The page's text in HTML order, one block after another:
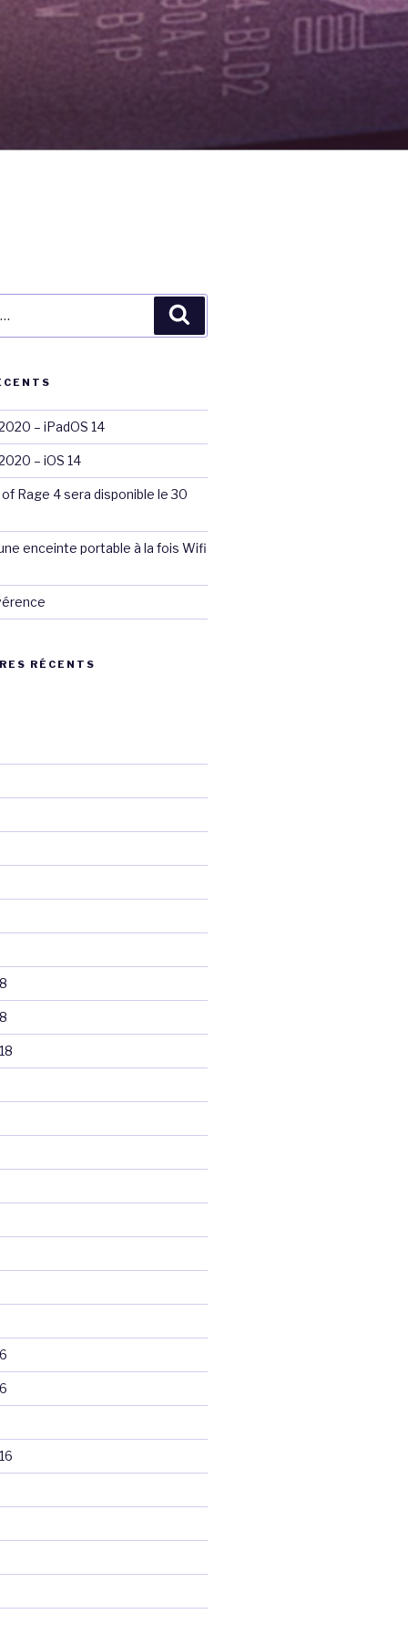
– iPadOS 14
– iOS 14
Rage 4 sera disponible le 30
enceinte portable à la fois Wifi
RÉCENTS